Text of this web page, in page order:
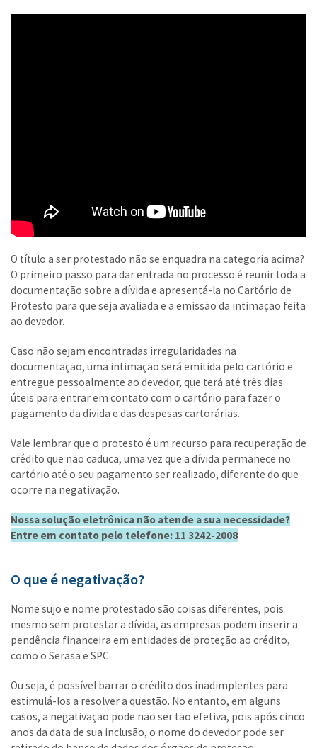
O título a ser protestado não se enquadra na categoria acima?
O primeiro passo para dar entrada no processo é reunir toda a
documentação sobre a dívida e apresentá-la no Cartório de
Protesto para que seja avaliada e a emissão da intimação feita
ao devedor.
Caso não sejam encontradas irregularidades na
documentação, uma intimação será emitida pelo cartório e
entregue pessoalmente ao devedor, que terá até três dias
úteis para entrar em contato com o cartório para fazer o
pagamento da dívida e das despesas cartorárias.
Vale lembrar que o protesto é um recurso para recuperação de
crédito que não caduca, uma vez que a dívida permanece no
cartório até o seu pagamento ser realizado, diferente do que
ocorre na negativação.
Nossa solução eletrônica não atende a sua necessidade?
Entre em contato pelo telefone: 11 3242-2008
O que é negativação?
Nome sujo e nome protestado são coisas diferentes, pois
mesmo sem protestar a dívida, as empresas podem inserir a
pendência financeira em entidades de proteção ao crédito,
como o Serasa e SPC.
Ou seja, é possível barrar o crédito dos inadimplentes para
estimulá-los a resolver a questão. No entanto, em alguns
casos, a negativação pode não ser tão efetiva, pois após cinco
anos da data de sua inclusão, o nome do devedor pode ser